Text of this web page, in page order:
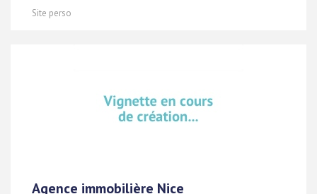
Site perso
Agence immobilière Nice